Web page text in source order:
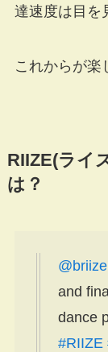
達速度は目を
これからが楽
RIIZE(ライ
は？
and
dance
#RIIZE